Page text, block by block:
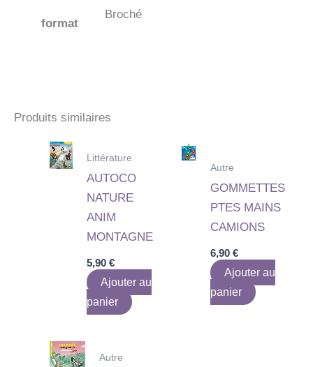
format
Broché
Produits similaires
Littérature
AUTOCO
NATURE
ANIM
MONTAGNE
5,90€
Ajouter au
panier
Autre
GOMMETTES
PTES MAINS
CAMIONS
6,90 €
Ajouter au
panier
Autre